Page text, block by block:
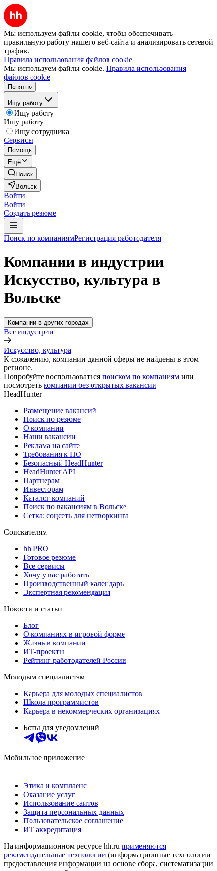
Мы используем файлы cookie, чтобы обеспечивать
правильную работу нашего веб-сайта и анализировать сетевой
трафик.
Правила использования файлов cookie
Мы используем файлы cookie. Правила использования
файлов cookie
Понятно
Ищу работу
Ищу работу
Ищу работу
Ищу сотрудника
Сервисы
Помощь
Ещё
Поиск
Вольск
Войти
Войти
Создать резюме
Поиск по компаниямРегистрация работодателя
Компании в индустрии
Искусство, культура в
Вольске
Компании в других городах
Все индустрии
Искусство, культура
К сожалению, компании данной сферы не найдены в этом
регионе.
Попробуйте воспользоваться поиском по компаниям или
посмотреть компании без открытых вакансий
HeadHunter
Размещение вакансий
Поиск по резюме
О компании
Наши вакансии
Реклама на сайте
Требования к ПО
Безопасный HeadHunter
HeadHunter API
Партнерам
Инвесторам
Каталог компаний
Поиск по вакансиям в Вольске
Сетка: соцсеть для нетворкинга
Соискателям
hh PRO
Готовое резюме
Все сервисы
Хочу у вас работать
Производственный календарь
Экспертная рекомендация
Новости и статьи
Блог
О компаниях в игровой форме
Жизнь в компании
ИТ-проекты
Рейтинг работодателей России
Молодым специалистам
Карьера для молодых специалистов
Школа программистов
Карьера в некоммерческих организациях
Боты для уведомлений
Мобильное приложение
Этика и комплаенс
Оказание услуг
Использование сайтов
Защита персональных данных
Пользовательское соглашение
ИТ аккредитация
На информационном ресурсе hh.ru применяются
рекомендательные технологии (информационные технологии
предоставления информации на основе сбора, систематизации